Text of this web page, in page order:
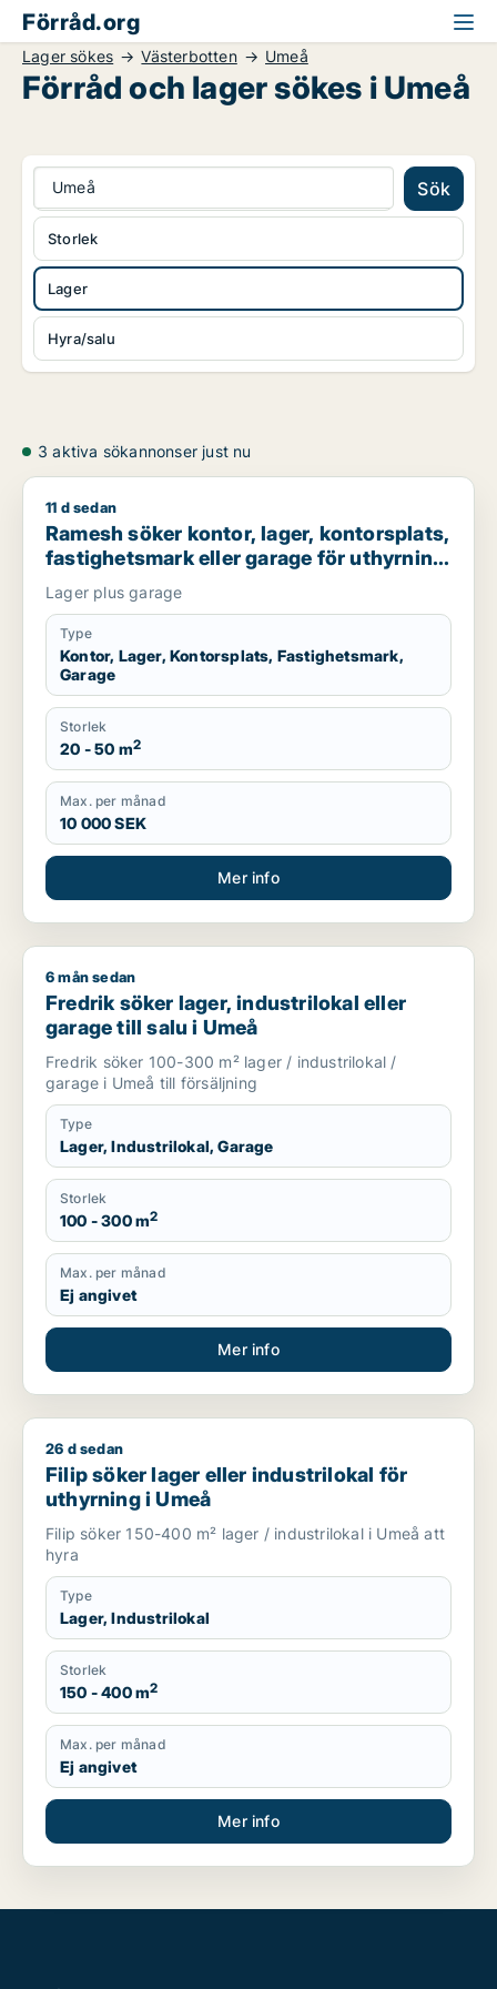
Förråd.org
Lager sökes Västerbotten Umeå
Förråd och lager sökes i Umeå
Umeå Sök
Lager
Hyra/salu
Storlek
3 aktiva sökannonser just nu
Ramesh söker kontor, lager, kontorsplats, fastighetsmark
11 d sedan
Ramesh söker kontor, lager, kontorsplats,
fastighetsmark eller garage för uthyrning
i Umeå
Lager plus garage
Type
Kontor, Lager, Kontorsplats, Fastighetsmark,
Garage
Storlek
20 - 50 m2
Max. per månad
10 000 SEK
Mer info
Fredrik söker lager, industrilokal eller garage till salu i Umeå
6 mån sedan
Fredrik söker lager, industrilokal eller
garage till salu i Umeå
Fredrik söker 100-300 m² lager / industrilokal /
garage i Umeå till försäljning
Type
Lager, Industrilokal, Garage
Storlek
100 - 300 m2
Max. per månad
Ej angivet
Mer info
Filip söker lager eller industrilokal för uthyrning i Umeå
26 d sedan
Filip söker lager eller industrilokal för
uthyrning i Umeå
Filip söker 150-400 m² lager / industrilokal i Umeå att
hyra
Type
Lager, Industrilokal
Storlek
150 - 400 m2
Max. per månad
Ej angivet
Mer info